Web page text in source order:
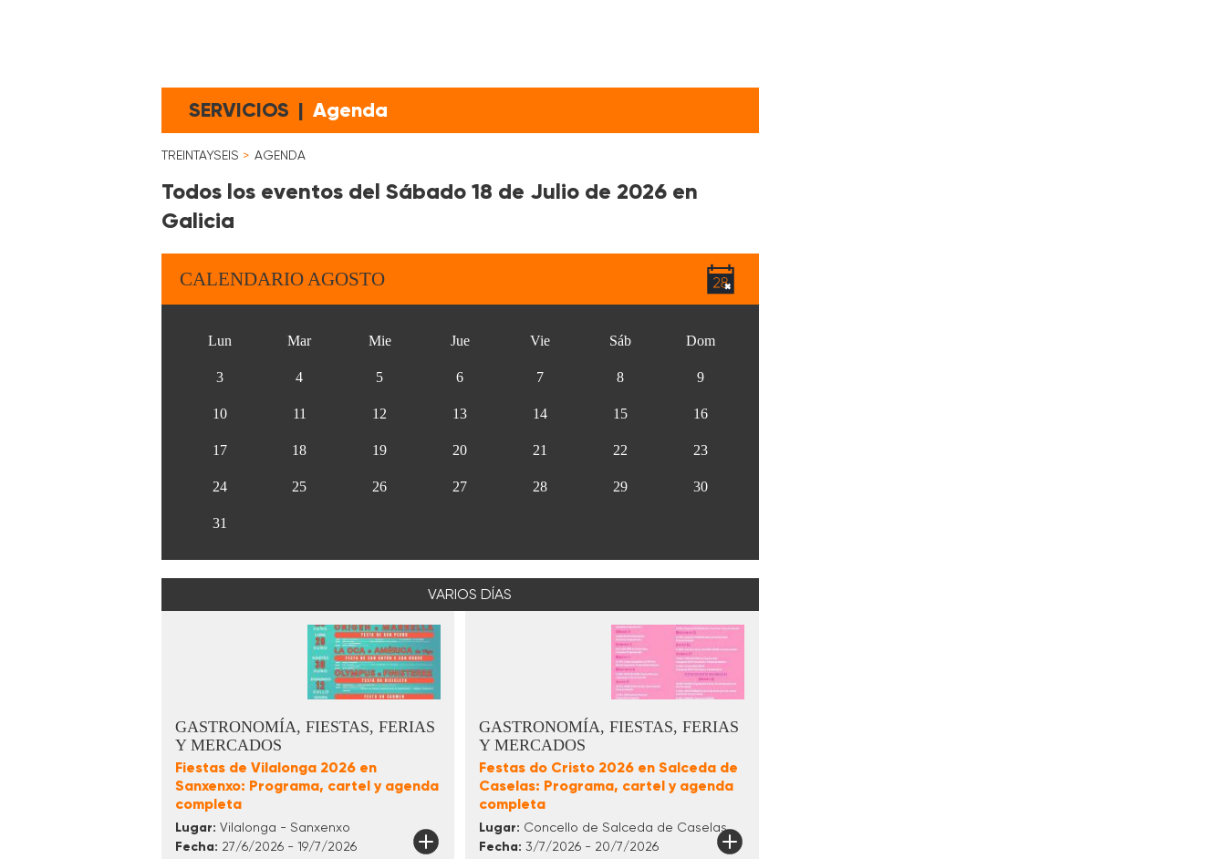
SERVICIOS | Agenda
TREINTAYSEIS AGENDA
Todos los eventos del Sábado 18 de Julio de 2026 en
Galicia
CALENDARIO AGOSTO
Lun Mar Mie Jue Vie Sáb Dom
3 4 5 6 7 8 9
10 11 12 13 14 15 16
17 18 19 20 21 22 23
24 25 26 27 28 29 30
31
VARIOS DÍAS
GASTRONOMÍA, FIESTAS, FERIAS
Y MERCADOS
Fiestas de Vilalonga 2026 en
Sanxenxo: Programa, cartel y agenda
completa
Lugar: Vilalonga - Sanxenxo
Fecha: 27/6/2026 - 19/7/2026
GASTRONOMÍA, FIESTAS, FERIAS
Y MERCADOS
Festas do Cristo 2026 en Salceda de
Caselas: Programa, cartel y agenda
completa
Lugar: Concello de Salceda de Caselas
Fecha: 3/7/2026 - 20/7/2026